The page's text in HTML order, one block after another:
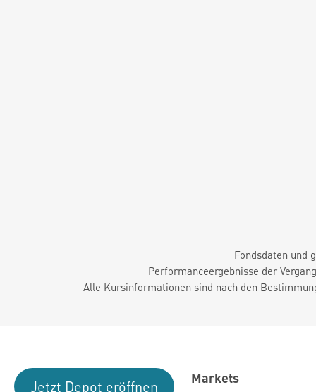
Fondsdaten und
Performanceergebnisse der
Alle Kursinformationen sind nach den
Jetzt Depot eröffnen
Markets